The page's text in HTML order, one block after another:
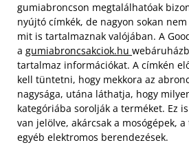
gumiabroncson megtalálhatóak
nyújtó címkék, de nagyon sokan
mit is tartalmaznak valójában. A
a gumiabroncsakciok.hu
tartalmaz információkat. A címkén
kell tüntetni, hogy mekkora az
nagysága, utána láthatja, hogy
kategóriába sorolják a terméket. Ez
van jelölve, akárcsak a mosógépek, a
egyéb elektromos berendezések.